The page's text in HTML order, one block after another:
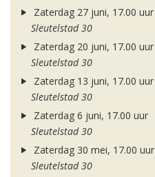
Zaterdag 27 juni, 17.00 uur
Sleutelstad 30
Zaterdag 20 juni, 17.00 uur
Sleutelstad 30
Zaterdag 13 juni, 17.00 uur
Sleutelstad 30
Zaterdag 6 juni, 17.00 uur
Sleutelstad 30
Zaterdag 30 mei, 17.00 uur
Sleutelstad 30